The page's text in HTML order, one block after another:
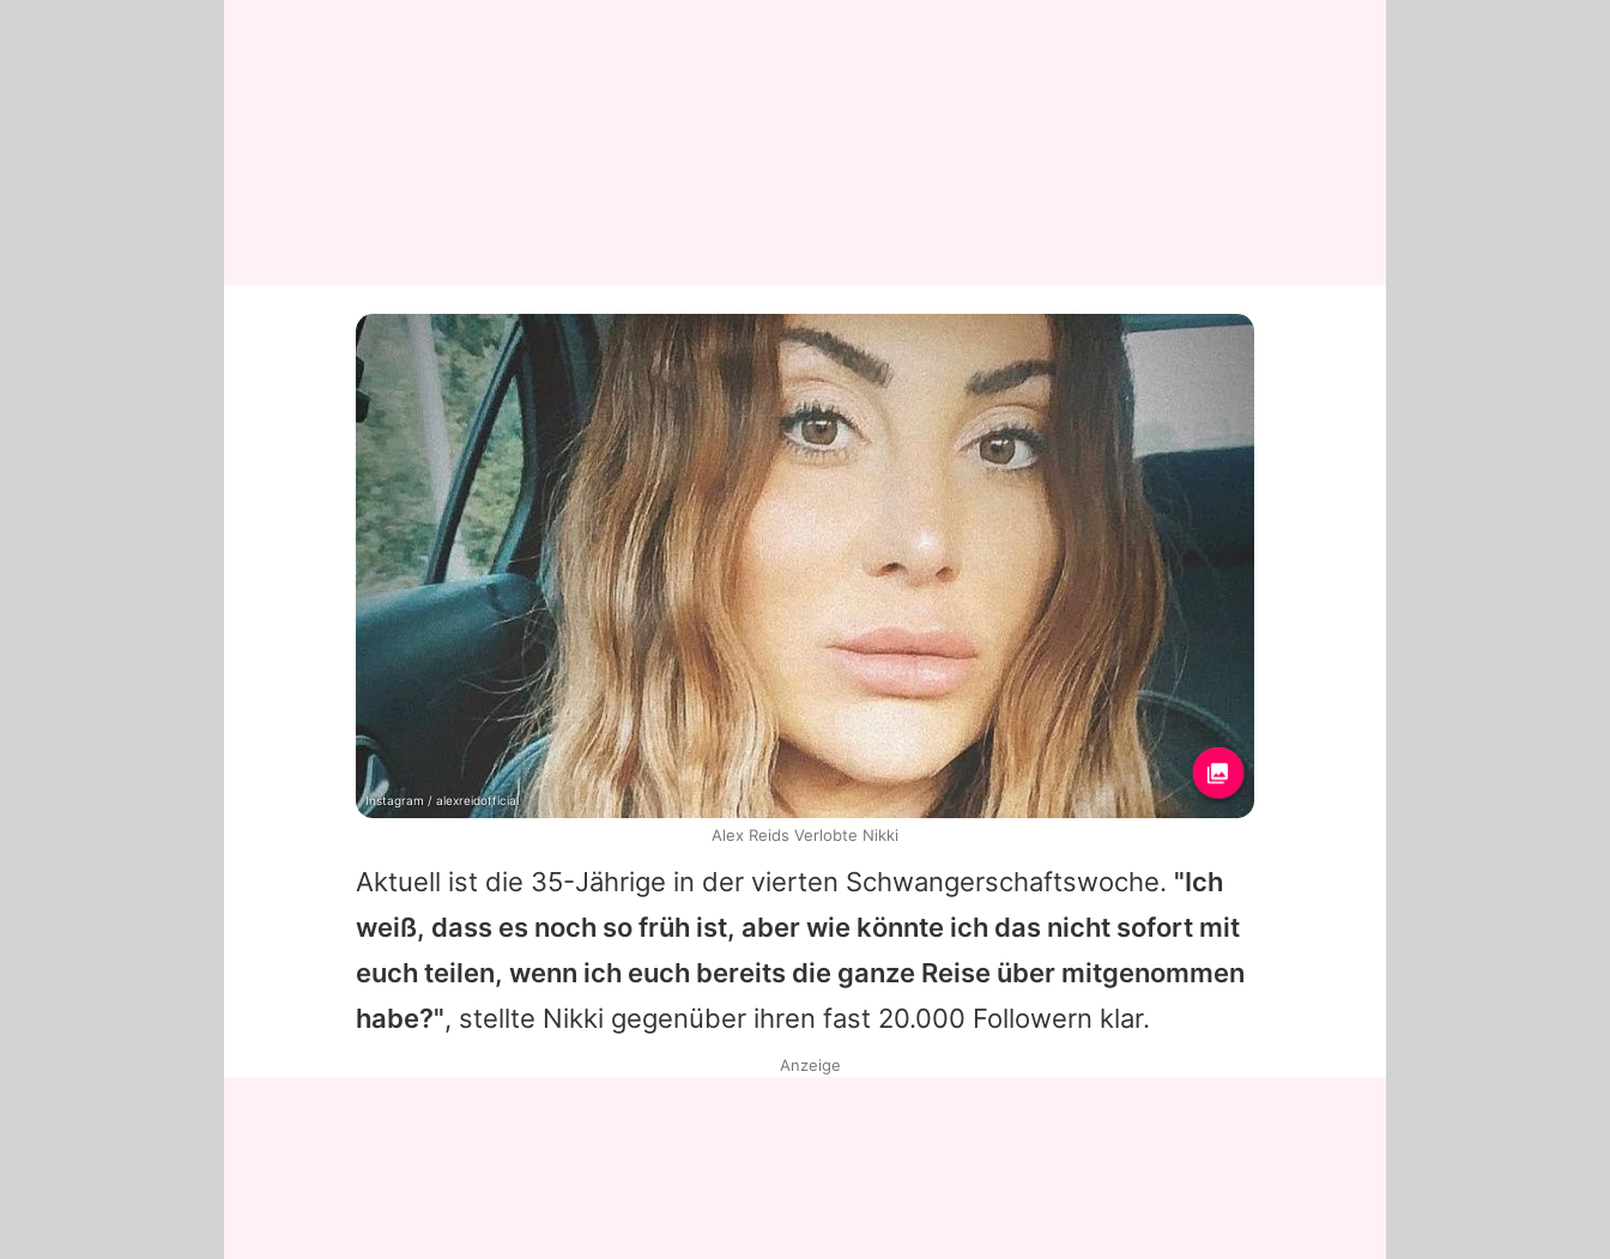
Aktuell ist die 35-Jährige in der vierten Schwangerschaftswoche. "Ich
weiß, dass es noch so früh ist, aber wie könnte ich das nicht sofort mit
euch teilen, wenn ich euch bereits die ganze Reise über mitgenommen
habe?", stellte Nikki gegenüber ihren fast 20.000 Followern klar.
Instagram / alexreidofficial
Alex Reids Verlobte Nikki
Anzeige